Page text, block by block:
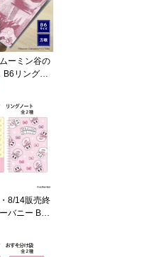
かわいい 大
しゃれ 文具
ント 日本
ーミン谷の
B6リングノ
MOOMI
ズ キャラ
ントロール
スニフ 小説
欧 デザイン
い 大人 可愛
文具 ギフト
日本製 フタ
8/14販売終
バニー B6
ノート リ
ター ウサ
房具 学校 仕